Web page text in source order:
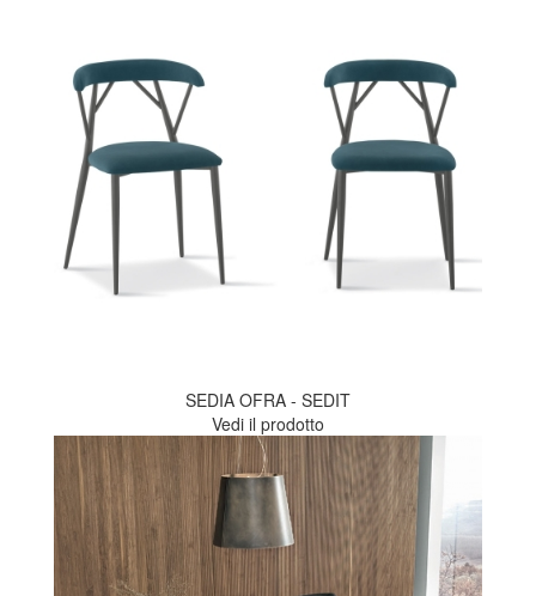
SEDIA OFRA - SEDIT
Vedi il prodotto